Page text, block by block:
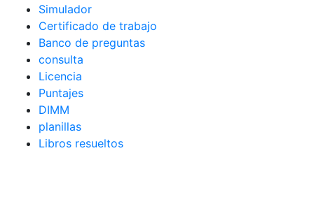
Simulador
Certificado de trabajo
Banco de preguntas
consulta
Licencia
Puntajes
DIMM
planillas
Libros resueltos